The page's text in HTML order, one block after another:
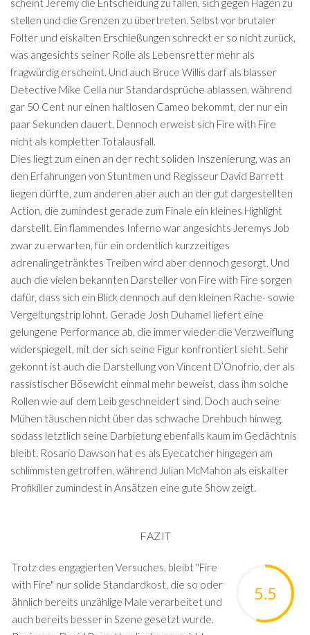
stellen und die Grenzen zu übertreten. Selbst vor brutaler
Folter und eiskalten Erschießungen schreckt er so nicht zurück,
was angesichts seiner Rolle als Lebensretter mehr als
fragwürdig erscheint. Und auch Bruce Willis darf als blasser
Detective Mike Cella nur Standardsprüche ablassen, während
gar 50 Cent nur einen haltlosen Cameo bekommt, der nur ein
paar Sekunden dauert. Dennoch erweist sich Fire with Fire
nicht als kompletter Totalausfall.
Dies liegt zum einen an der recht soliden Inszenierung, was an
den Erfahrungen von Stuntmen und Regisseur David Barrett
liegen dürfte, zum anderen aber auch an der gut dargestellten
Action, die zumindest gerade zum Finale ein kleines Highlight
darstellt. Ein flammendes Inferno war angesichts Jeremys Job
zwar zu erwarten, für ein ordentlich kurzzeitiges
adrenalingetränktes Treiben wird aber dennoch gesorgt. Und
auch die vielen bekannten Darsteller von Fire with Fire sorgen
dafür, dass sich ein Blick dennoch auf den kleinen Rache- sowie
Vergeltungstrip lohnt. Gerade Josh Duhamel liefert eine
gelungene Performance ab, die immer wieder die Verzweiflung
widerspiegelt, mit der sich seine Figur konfrontiert sieht. Sehr
gekonnt ist auch die Darstellung von Vincent D’Onofrio, der als
rassistischer Bösewicht einmal mehr beweist, dass ihm solche
Rollen wie auf dem Leib geschneidert sind. Doch auch seine
Mühen täuschen nicht über das schwache Drehbuch hinweg,
sodass letztlich seine Darbietung ebenfalls kaum im Gedächtnis
bleibt. Rosario Dawson hat es als Eyecatcher hingegen am
schlimmsten getroffen, während Julian McMahon als eiskalter
Profikiller zumindest in Ansätzen eine gute Show zeigt.
FAZIT
5.5
Trotz des engagierten Versuches, bleibt "Fire
with Fire" nur solide Standardkost, die so oder
ähnlich bereits unzählige Male verarbeitet und
auch bereits besser in Szene gesetzt wurde.